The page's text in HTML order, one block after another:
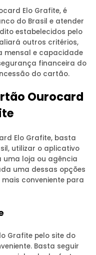
Elo Grafite, é
do Brasil e atender
estabelecidos pelo
outros critérios,
mensal e capacidade
financeira do
do cartão.
Ourocard
Elo Grafite, basta
utilizar o aplicativo
uma loja ou agência
uma dessas opções
conveniente para
Grafite pelo site do
Basta seguir